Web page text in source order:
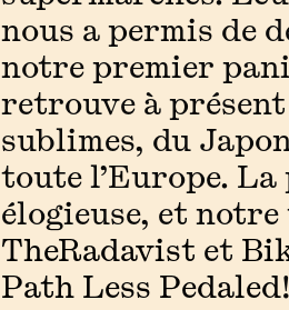
nous a permis de
notre premier
retrouve à
sublimes, du
toute l’Europe. La
élogieuse, et
TheRadavist et
Path Less Pedaled!